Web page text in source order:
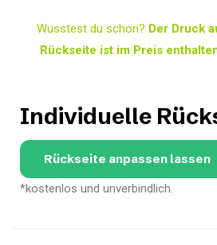
Wusstest du schon? Der Druck
Rückseite ist im Preis
Individuelle
Rückseite anpassen lassen
*kostenlos und unverbindlich.